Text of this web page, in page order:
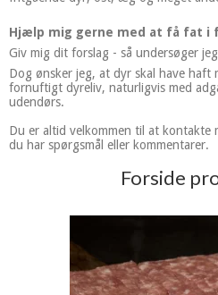
Hjælp mig gerne med at få fat i
Giv mig dit forslag - så undersøger
Dog ønsker jeg, at dyr skal have haft
fornuftigt dyreliv, naturligvis med
udendørs.
Du er altid velkommen til at kontakte
du har spørgsmål eller kommentarer.
Forside